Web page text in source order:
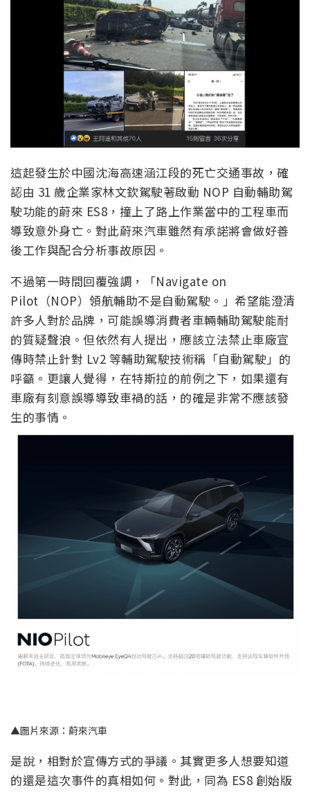
這起發生於中國沈海高速涵江段的死亡交通事故，確
認由 31 歲企業家林文欽駕駛著啟動 NOP 自動輔助駕
駛功能的蔚來 ES8，撞上了路上作業當中的工程車而
導致意外身亡。對此蔚來汽車雖然有承諾將會做好善
後工作與配合分析事故原因。
不過第一時間回覆強調，「Navigate on
Pilot（NOP）領航輔助不是自動駕駛。」希望能澄清
許多人對於品牌，可能誤導消費者車輛輔助駕駛能耐
的質疑聲浪。但依然有人提出，應該立法禁止車廠宣
傳時禁止針對 Lv2 等輔助駕駛技術稱「自動駕駛」的
呼籲。更讓人覺得，在特斯拉的前例之下，如果還有
車廠有刻意誤導導致車禍的話，的確是非常不應該發
生的事情。
▲圖片來源：蔚來汽車
是說，相對於宣傳方式的爭議。其實更多人想要知道
的還是這次事件的真相如何。對此，同為 ES8 創始版